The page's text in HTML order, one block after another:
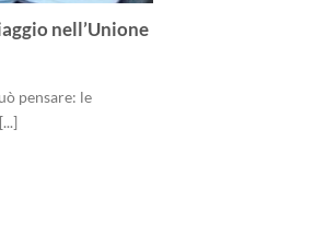
nell’Unione
pensare: le